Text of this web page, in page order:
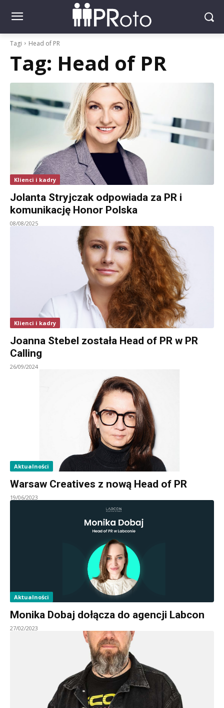
Tagi Head of PR
Tag: Head of PR
Klienci i kadry
Jolanta Stryjczak odpowiada za PR i
komunikację Honor Polska
08/08/2025
Klienci i kadry
Joanna Stebel została Head of PR w PR
Calling
26/09/2024
Aktualności
Warsaw Creatives z nową Head of PR
19/06/2023
Aktualności
Monika Dobaj dołącza do agencji Labcon
27/02/2023